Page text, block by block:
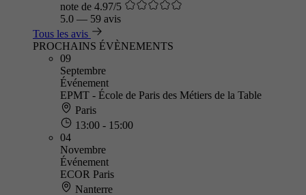
note de 4.97/5
5.0 — 59 avis
Tous les avis
PROCHAINS ÉVÈNEMENTS
09
Septembre
Événement
EPMT - École de Paris des Métiers de la Table
Paris
13:00 - 15:00
04
Novembre
Événement
ECOR Paris
Nanterre